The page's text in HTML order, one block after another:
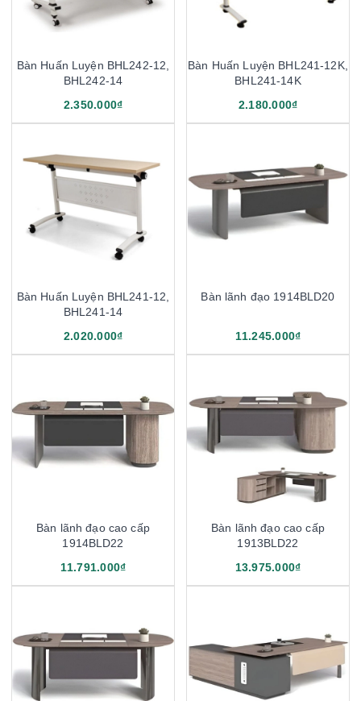
Bàn Huấn Luyện BHL242-12,
BHL242-14
2.350.000₫
Bàn Huấn Luyện BHL241-12K,
BHL241-14K
2.180.000₫
Bàn Huấn Luyện BHL241-12,
BHL241-14
2.020.000₫
Bàn lãnh đạo 1914BLD20
11.245.000₫
Bàn lãnh đạo cao cấp
1914BLD22
11.791.000₫
Bàn lãnh đạo cao cấp
1913BLD22
13.975.000₫